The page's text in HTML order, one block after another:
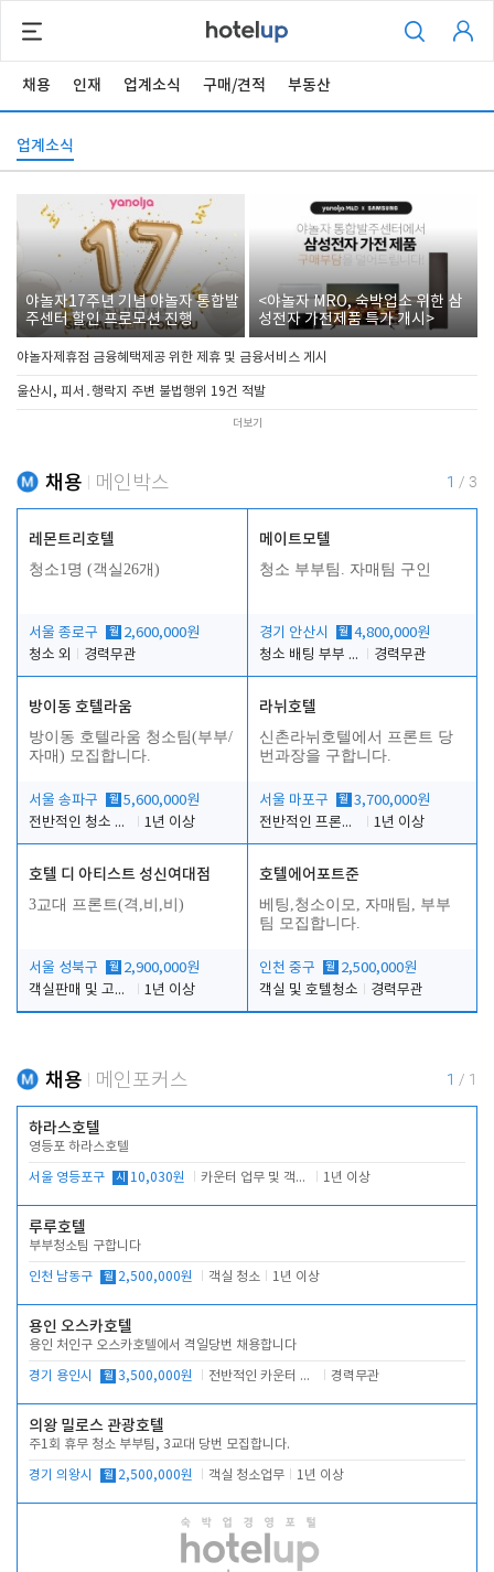
채용 인재 업계소식 구매/견적 부동산
업계소식
야놀자17주년 기념 야놀자 통합발
주센터 할인 프로모션 진행
<야놀자 MRO, 숙박업소 위한 삼
성전자 가전제품 특가 개시>
야놀자제휴점 금융혜택제공 위한 제휴 및 금융서비스 게시
울산시, 피서․행락지 주변 불법행위 19건 적발
더보기
채용 메인박스 1 / 3
레몬트리호텔
청소1명 (객실26개)
서울 종로구 월 2,600,000원
청소 외
경력무관
메이트모텔
청소 부부팀. 자매팀 구인
경기 안산시 월 4,800,000원
청소 배팅 부부 구합니다
경력무관
방이동 호텔라움
방이동 호텔라움 청소팀(부부/
자매) 모집합니다.
서울 송파구 월 5,600,000원
전반적인 청소 업무(객실청소.객실정리)
1년 이상
라뉘호텔
신촌라뉘호텔에서 프론트 당
번과장을 구합니다.
서울 마포구 월 3,700,000원
전반적인 프론트 당번업무
1년 이상
호텔 디 아티스트 성신여대점
3교대 프론트(격,비,비)
서울 성북구 월 2,900,000원
객실판매 및 고객응대
1년 이상
호텔에어포트준
베팅,청소이모, 자매팀, 부부
팀 모집합니다.
인천 중구 월 2,500,000원
객실 및 호텔청소
경력무관
채용 메인포커스 1 / 1
하라스호텔
영등포 하라스호텔
서울 영등포구 시 10,030원 카운터 업무 및 객실관리(청소상태 확인, 객실판매) 1년 이상
루루호텔
부부청소팀 구합니다
인천 남동구 월 2,500,000원 객실 청소 1년 이상
용인 오스카호텔
용인 처인구 오스카호텔에서 격일당번 채용합니다
경기 용인시 월 3,500,000원 전반적인 카운터 업무 경력무관
의왕 밀로스 관광호텔
주1회 휴무 청소 부부팀, 3교대 당번 모집합니다.
경기 의왕시 월 2,500,000원 객실 청소업무 1년 이상